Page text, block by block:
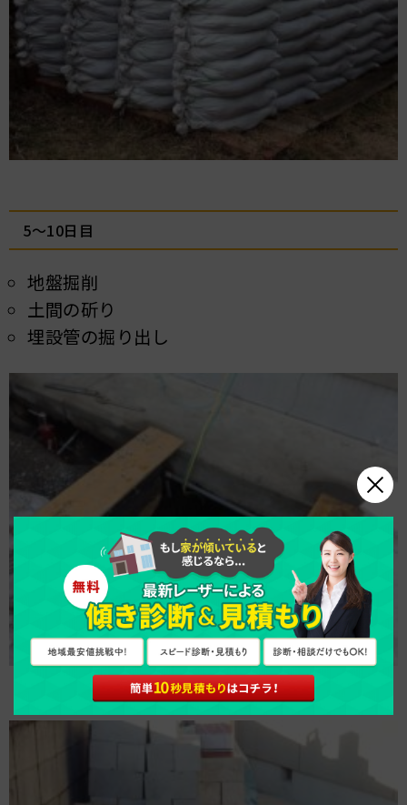
5～10日目
地盤掘削
土間の斫り
埋設管の掘り出し